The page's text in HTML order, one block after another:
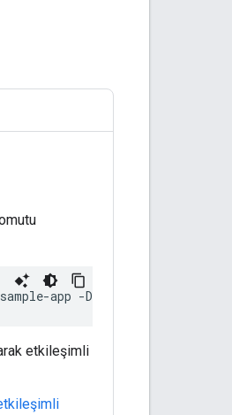
sample-app -DarchetypeArtifactId
etkileşimli